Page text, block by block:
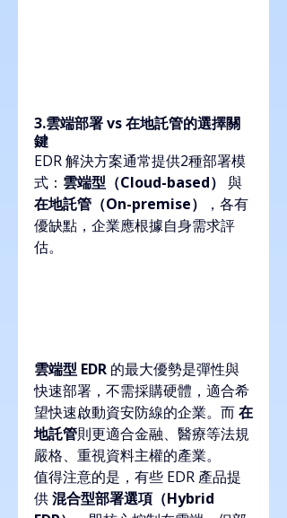
3.雲端部署 vs 在地託管的選擇關
鍵
EDR 解決方案通常提供2種部署模
式： 雲端型（Cloud-based） 與
在地託管（On-premise）
，各有
優缺點，企業應根據自身需求評
估。
雲端型 EDR 的最大優勢是彈性與
快速部署，不需採購硬體，適合希
望快速啟動資安防線的企業。而 在
地託管則更適合金融、醫療等法規
嚴格、重視資料主權的產業。
值得注意的是，有些 EDR 產品提
供 混合型部署選項（Hybrid